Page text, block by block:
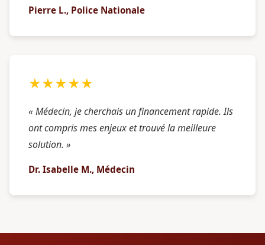
Pierre L., Police Nationale
★★★★★
« Médecin, je cherchais un financement rapide. Ils
ont compris mes enjeux et trouvé la meilleure
solution. »
Dr. Isabelle M., Médecin